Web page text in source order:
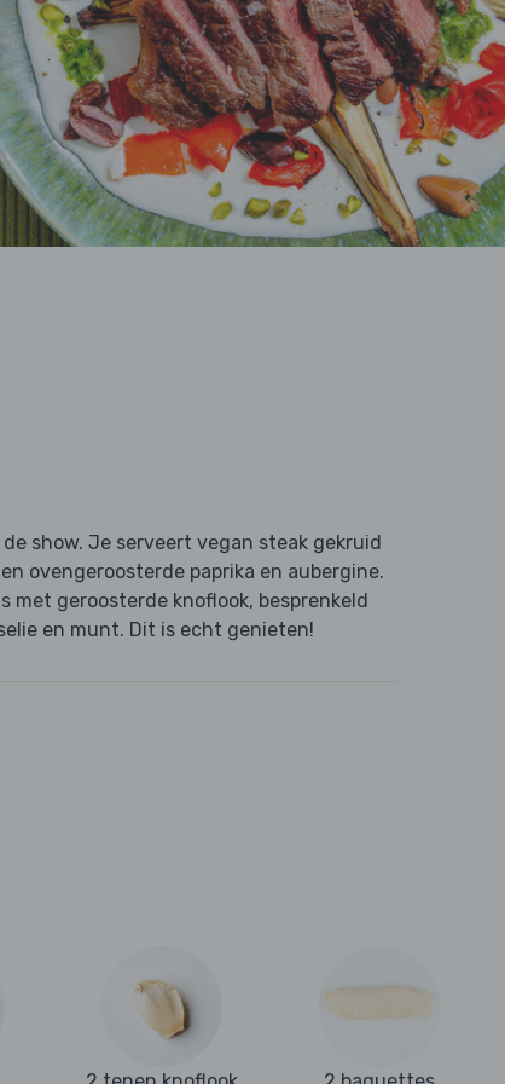
show. Je serveert vegan steak gekruid
ovengeroosterde paprika en aubergine.
met geroosterde knoflook, besprenkeld
en munt. Dit is echt genieten!